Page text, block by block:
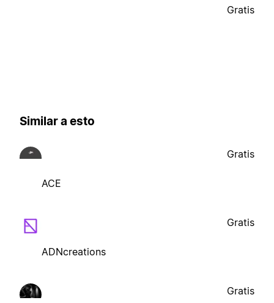
Gratis
Similar a esto
ACE
Gratis
ADNcreations
Gratis
Gratis